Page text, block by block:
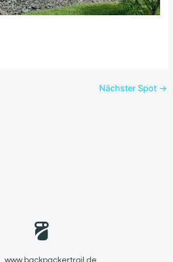
Nächster Spot →
www.backpackertrail.de